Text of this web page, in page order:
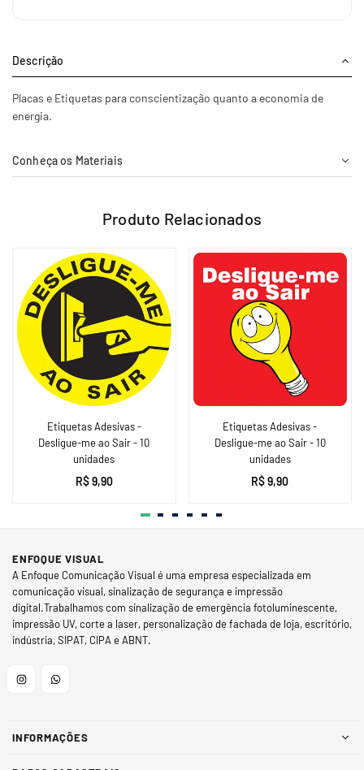
Descrição
Placas e Etiquetas para conscientização quanto a economia de
energia.
Conheça os Materiais
Produto Relacionados
Etiquetas Adesivas -
Desligue-me ao Sair - 10
unidades
Preço
R$ 9,90
Etiquetas Adesivas -
Desligue-me ao Sair - 10
unidades
Preço
R$ 9,90
ENFOQUE VISUAL
A Enfoque Comunicação Visual é uma empresa especializada em
comunicação visual, sinalização de segurança e impressão
digital.Trabalhamos com sinalização de emergência fotoluminescente,
impressão UV, corte a laser, personalização de fachada de loja, escritório,
indústria, SIPAT, CIPA e ABNT.
InstagramWhatsapp
INFORMAÇÕES